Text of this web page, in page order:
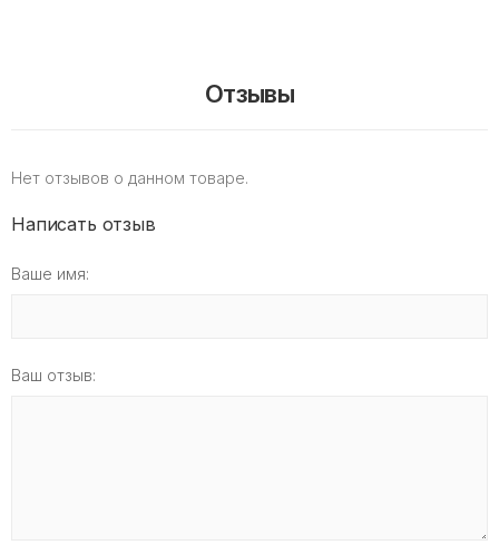
Отзывы
Нет отзывов о данном товаре.
Написать отзыв
Ваше имя:
Ваш отзыв: